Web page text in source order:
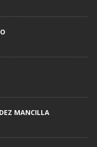
MANCILLA